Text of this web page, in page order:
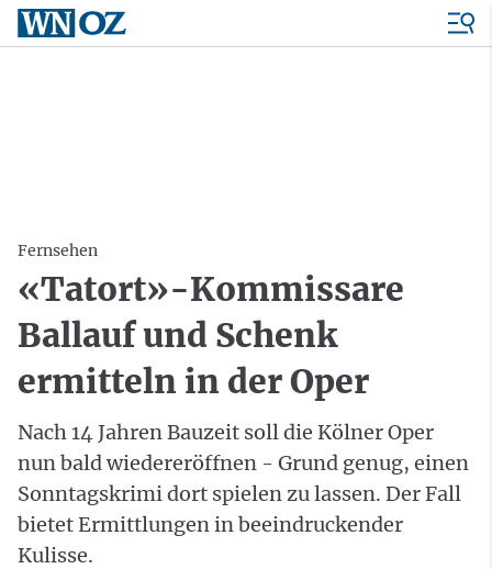
Fernsehen
«Tatort»-Kommissare
Ballauf und Schenk
ermitteln in der Oper
Nach 14 Jahren Bauzeit soll die Kölner Oper
nun bald wiedereröffnen - Grund genug, einen
Sonntagskrimi dort spielen zu lassen. Der Fall
bietet Ermittlungen in beeindruckender
Kulisse.